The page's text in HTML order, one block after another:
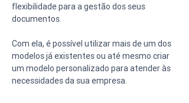
flexibilidade para a gestão dos seus
documentos.
Com ela, é possível utilizar mais de um dos
modelos já existentes ou até mesmo criar
um modelo personalizado para atender às
necessidades da sua empresa.